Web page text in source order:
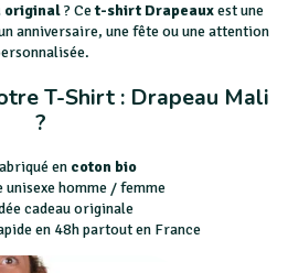
original? Cet-shirt Drapeauxest une
anniversaire, une fête ou une attention
T-Shirt : Drapeau Mali
?
en coton bio
unisexe homme / femme
cadeau originale
en 48h partout en France